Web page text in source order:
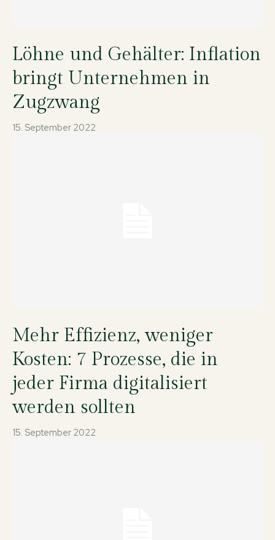
Löhne und Gehälter: Inflation
bringt Unternehmen in
Zugzwang
15. September 2022
Mehr Effizienz, weniger
Kosten: 7 Prozesse, die in
jeder Firma digitalisiert
werden sollten
15. September 2022